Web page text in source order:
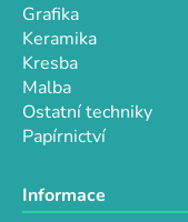
Grafika
Keramika
Kresba
Malba
Ostatní techniky
Papírnictví
Informace